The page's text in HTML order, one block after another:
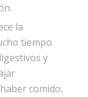
la
tiempo
y
comido,